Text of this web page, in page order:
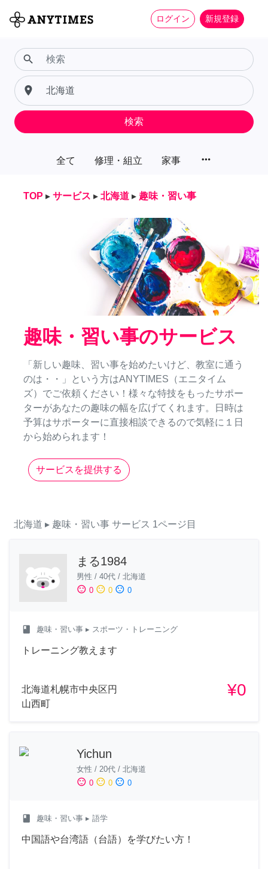
ログイン 新規登録
全て 修理・組立 家事 more_horiz
search
place
検索
TOP ▸ サービス ▸ 北海道 ▸ 趣味・習い事
趣味・習い事のサービス
「新しい趣味、習い事を始めたいけど、教室に通う
のは・・」という方はANYTIMES（エニタイム
ズ）でご依頼ください！様々な特技をもったサポー
ターがあなたの趣味の幅を広げてくれます。日時は
予算はサポーターに直接相談できるので気軽に１日
から始められます！
サービスを提供する
北海道 ▸ 趣味・習い事 サービス 1ページ目
まる1984
男性 / 40代 / 北海道
sentiment_satisfied 0 sentiment_neutral 0 sentiment_dissatisfied 0
class 趣味・習い事 ▸ スポーツ・トレーニング
トレーニング教えます
北海道札幌市中央区円
山西町
¥0
Yichun
女性 / 20代 / 北海道
sentiment_satisfied 0 sentiment_neutral 0 sentiment_dissatisfied 0
class 趣味・習い事 ▸ 語学
中国語や台湾語（台語）を学びたい方！